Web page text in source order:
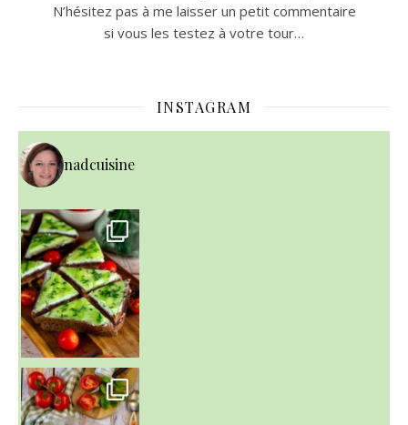
N’hésitez pas à me laisser un petit commentaire
si vous les testez à votre tour…
INSTAGRAM
nadcuisine
~ SALADE DE PÂTES AUX DEUX TOMATES THON ET BURRA